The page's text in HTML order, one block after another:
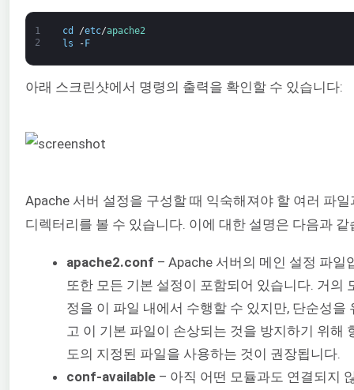
1
2
cd /etc/apache2
ls
- F
아래 스크린샷에서 명령의 출력을 확인할 수 있습니다:
Apache 서버 설정을 구성할 때 익숙해져야 할 여러 파일
디렉터리를 볼 수 있습니다. 이에 대한 설명은 다음과 같
apache2.conf – Apache 서버의 메인 설정 파일
또한 모든 기본 설정이 포함되어 있습니다. 거의
정을 이 파일 내에서 수행할 수 있지만, 단순성을
고 이 기본 파일이 손상되는 것을 방지하기 위해
도의 지정된 파일을 사용하는 것이 권장됩니다.
conf-available – 아직 어떤 모듈과도 연결되지